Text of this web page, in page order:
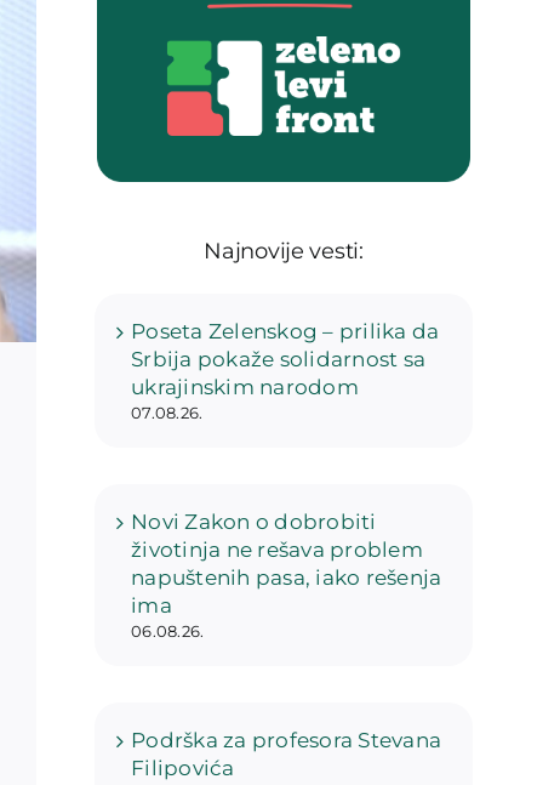
Najnovije vesti:
Poseta Zelenskog – prilika da
Srbija pokaže solidarnost sa
ukrajinskim narodom
07.08.26.
Novi Zakon o dobrobiti
životinja ne rešava problem
napuštenih pasa, iako rešenja
ima
06.08.26.
Podrška za profesora Stevana
Filipovića